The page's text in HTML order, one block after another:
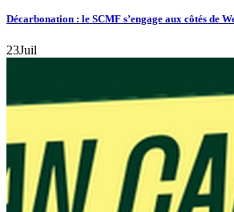
Décarbonation : le SCMF s’engage aux côtés de
23Juil